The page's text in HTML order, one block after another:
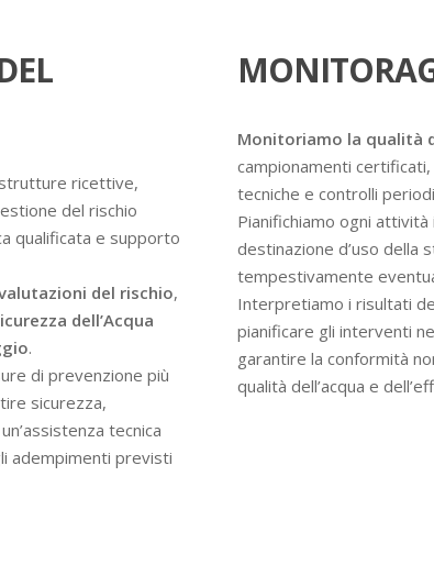
ricettive,
del rischio
qualificata e supporto
del rischio,
dell’Acqua
.
di prevenzione più
sicurezza,
tecnica
adempimenti previsti
Monitoriamo la qualità
campionamenti certificati,
tecniche e controlli
Pianifichiamo ogni
destinazione d’uso della
tempestivamente
Interpretiamo i risultati
pianificare gli interventi
garantire la conformità
qualità dell’acqua e